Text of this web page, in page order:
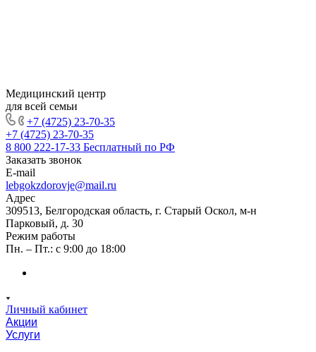
Медицинский центр
для всей семьи
+7 (4725) 23-70-35
+7 (4725) 23-70-35
8 800 222-17-33 Бесплатный по РФ
Заказать звонок
E-mail
lebgokzdorovje@mail.ru
Адрес
309513, Белгородская область, г. Старый Оскол, м-н
Парковый, д. 30
Режим работы
Пн. – Пт.: с 9:00 до 18:00
Личный кабинет
Акции
Услуги